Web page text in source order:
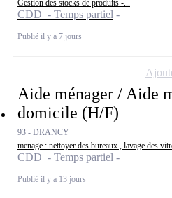
Gestion des stocks de produits -...
CDD - Temps partiel
Publié il y a 7 jours
Aide ménager / Aide
domicile (H/F)
93 - DRANCY
menage : nettoyer des bureaux , lavage des
CDD - Temps partiel
Publié il y a 13 jours